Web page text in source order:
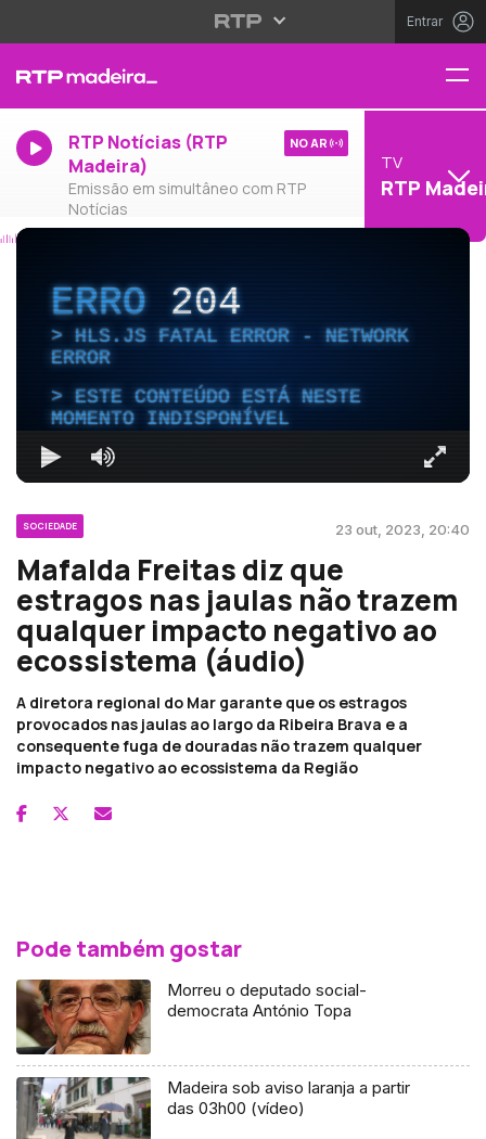
Entrar
RTP Notícias (RTP
Madeira)
Emissão em simultâneo com RTP
Notícias
NO AR
TV
RTP
ERRO204
HLS.JS FATAL ERROR - NETWORK
ERROR
ESTE CONTEÚDO ESTÁ NESTE
MOMENTO INDISPONÍVEL
SOCIEDADE 23 out, 2023, 20:40
Mafalda Freitas diz que
estragos nas jaulas não trazem
qualquer impacto negativo ao
ecossistema (áudio)
A diretora regional do Mar garante que os estragos
provocados nas jaulas ao largo da Ribeira Brava e a
consequente fuga de douradas não trazem qualquer
impacto negativo ao ecossistema da Região
Pode também gostar
Morreu o deputado social-
democrata António Topa
Madeira sob aviso laranja a partir
das 03h00 (vídeo)